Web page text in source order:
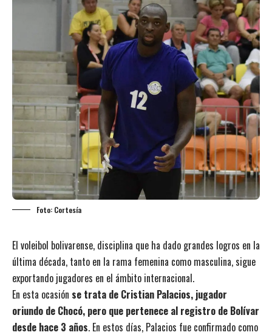
Foto: Cortesía
El voleibol bolivarense, disciplina que ha dado grandes logros en la
última década, tanto en la rama femenina como masculina, sigue
exportando jugadores en el ámbito internacional.
En esta ocasión se trata de Cristian Palacios, jugador
oriundo de Chocó, pero que pertenece al registro de Bolívar
desde hace 3 años. En estos días, Palacios fue confirmado como